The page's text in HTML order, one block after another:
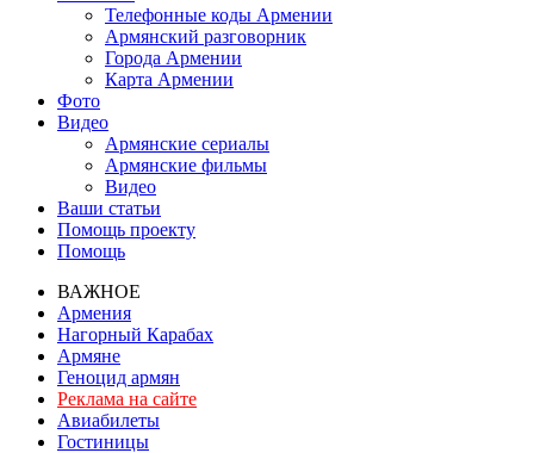
Телефонные коды Армении
Армянский разговорник
Города Армении
Карта Армении
Фото
Видео
Армянские сериалы
Армянские фильмы
Видео
Ваши статьи
Помощь проекту
Помощь
ВАЖНОЕ
Армения
Нагорный Карабах
Армяне
Геноцид армян
Реклама на сайте
Авиабилеты
Гостиницы